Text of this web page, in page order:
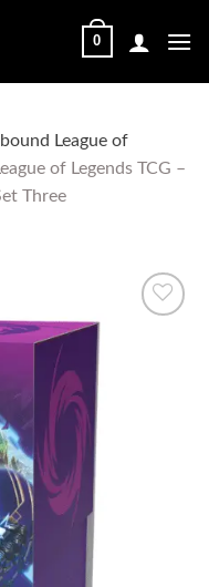
0
League of
of Legends TCG –
Three